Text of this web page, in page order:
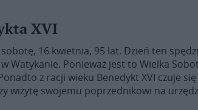
XVI
16 kwietnia, 95 lat. Dzień ten
Watykanie. Ponieważ jest to Wielka
z racji wieku Benedykt XVI czuje się
wizytę swojemu poprzednikowi na